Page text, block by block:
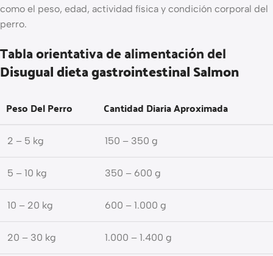
como el peso, edad, actividad física y condición corporal del
perro.
Tabla orientativa de alimentación del
Disugual dieta gastrointestinal Salmon
Peso Del Perro Cantidad Diaria Aproximada
2 – 5 kg 150 – 350 g
5 – 10 kg 350 – 600 g
10 – 20 kg 600 – 1.000 g
20 – 30 kg 1.000 – 1.400 g